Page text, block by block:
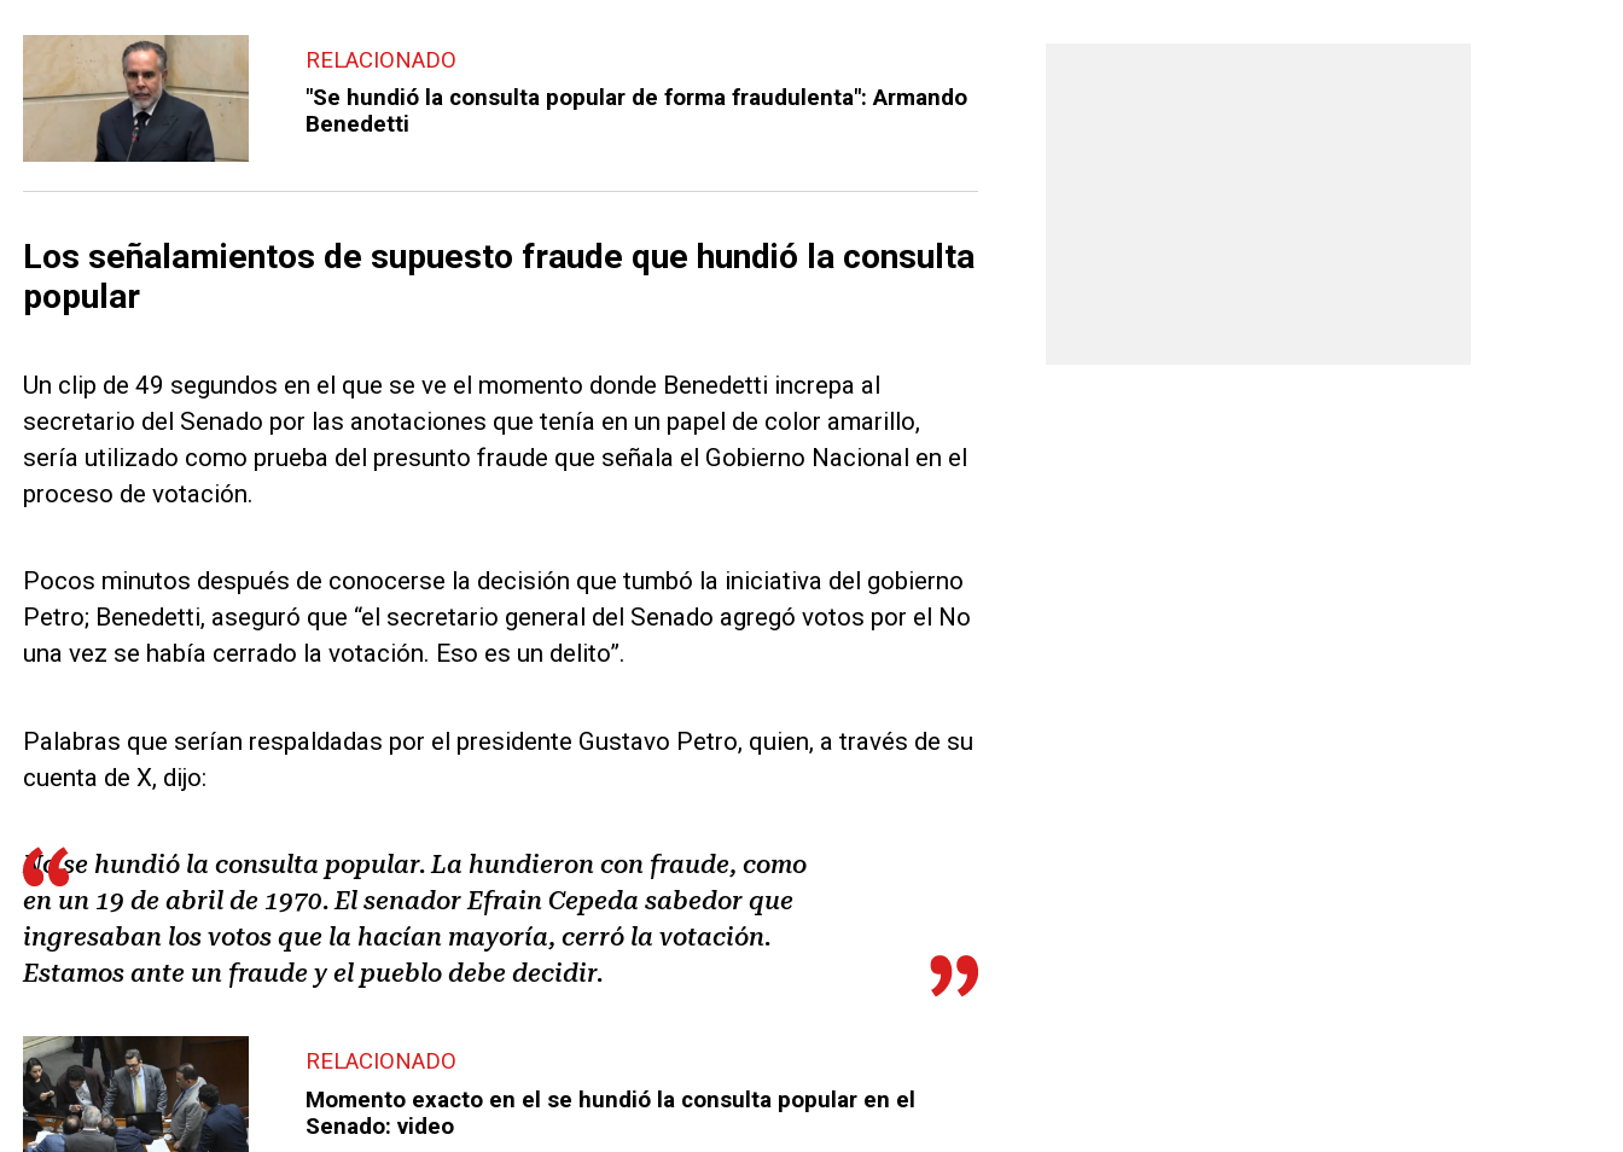
RELACIONADO
"Se hundió la consulta popular de forma fraudulenta": Armando
Benedetti
Los señalamientos de supuesto fraude que hundió la consulta
popular
Un clip de 49 segundos en el que se ve el momento donde Benedetti increpa al
secretario del Senado por las anotaciones que tenía en un papel de color amarillo,
sería utilizado como prueba del presunto fraude que señala el Gobierno Nacional en el
proceso de votación.
Pocos minutos después de conocerse la decisión que tumbó la iniciativa del gobierno
Petro; Benedetti, aseguró que “el secretario general del Senado agregó votos por el No
una vez se había cerrado la votación. Eso es un delito”.
Palabras que serían respaldadas por el presidente Gustavo Petro, quien, a través de su
cuenta de X, dijo:
No se hundió la consulta popular. La hundieron con fraude, como
en un 19 de abril de 1970. El senador Efrain Cepeda sabedor que
ingresaban los votos que la hacían mayoría, cerró la votación.
Estamos ante un fraude y el pueblo debe decidir.
RELACIONADO
Momento exacto en el se hundió la consulta popular en el
Senado: video